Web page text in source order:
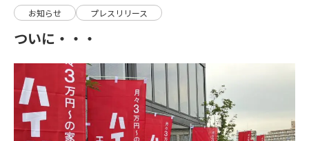
お知らせ プレスリリース
ついに・・・